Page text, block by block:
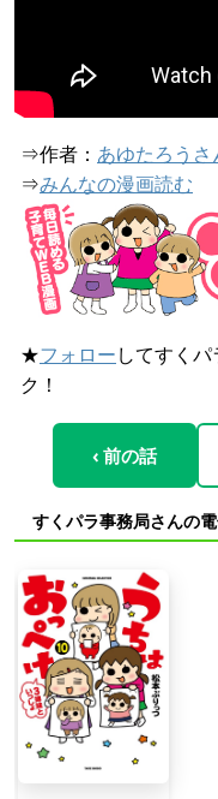
⇒作者： あゆたろうさ
⇒みんなの漫画読む
★フォロー してすく
ク！
‹ 前の話
すくパラ事務局さんの